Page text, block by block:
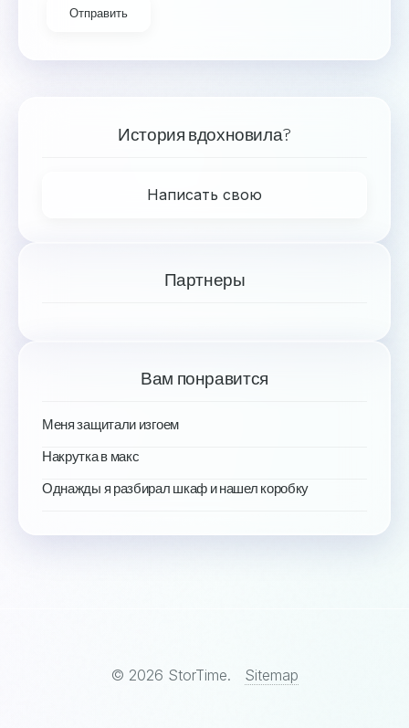
Отправить
История вдохновила?
Написать свою
Партнеры
Вам понравится
Меня защитали изгоем
Накрутка в макс
Однажды я разбирал шкаф и нашел коробку
© 2026 StorTime. Sitemap